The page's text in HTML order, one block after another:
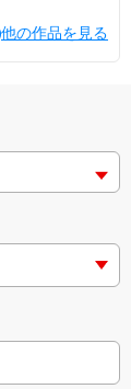
他の作品を見る